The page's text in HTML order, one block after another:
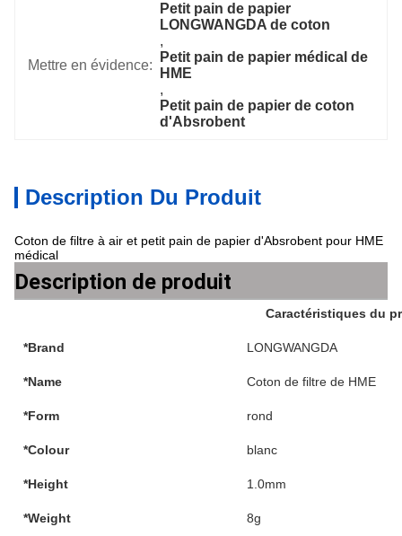
Mettre en évidence:
Petit pain de papier
LONGWANGDA de coton
,
Petit pain de papier médical de
HME
,
Petit pain de papier de coton
d'Absrobent
Description Du Produit
Coton de filtre à air et petit pain de papier d'Absrobent pour HME
médical
Description de produit
Caractéristiques du
*Brand LONGWANGDA
*Name Coton de filtre de HME
*Form rond
*Colour blanc
*Height 1.0mm
*Weight 8g